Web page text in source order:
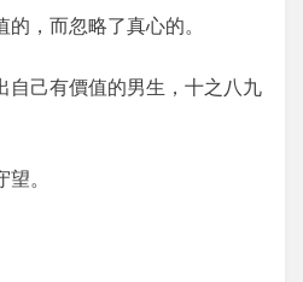
，而忽略了真心的。
自己有價值的男生，十之八九
。